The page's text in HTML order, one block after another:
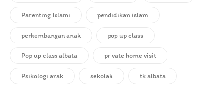
Parenting Islami pendidikan islam
perkembangan anak pop up class
Pop up class albata private home visit
Psikologi anak sekolah tk albata